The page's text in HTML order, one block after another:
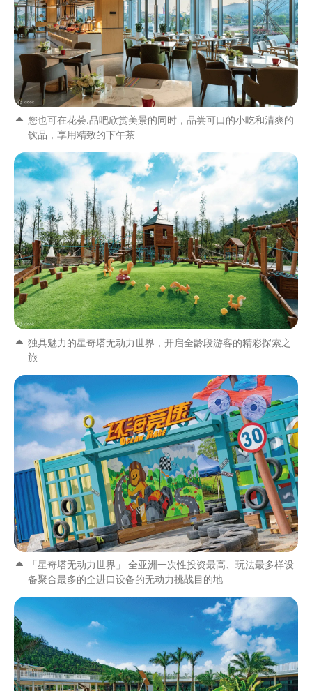
您也可在花荟.品吧欣赏美景的同时，品尝可口的小吃和清爽的
饮品，享用精致的下午茶
独具魅力的星奇塔无动力世界，开启全龄段游客的精彩探索之
旅
「星奇塔无动力世界」 全亚洲一次性投资最高、玩法最多样设
备聚合最多的全进口设备的无动力挑战目的地